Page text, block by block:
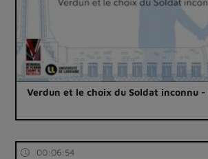
Verdun et le choix du Soldat inconnu -
00:06:54